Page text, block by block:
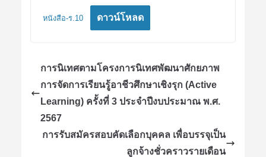
หนังสือ-ร.10 ดาวน์โหลด
การนิเทศตามโครงการนิเทศพัฒนาศักยภาพ
การจัดการเรียนรู้อาชีวศึกษาเชิงรุก (Active
Learning) ครั้งที่ 3 ประจำปีงบประมาณ พ.ศ.
2567
การรับสมัครสอบคัดเลือกบุคคล เพื่อบรรจุเป็น
ลูกจ้างชั่วคราวรายเดือน